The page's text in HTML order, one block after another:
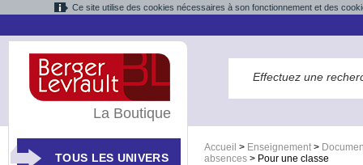
Ce site utilise des cookies nécessaires à son fonctionnement et des
Accueil > Enseignement >
absences > Pour une classe
La Boutique
TOUS LES UNIVERS